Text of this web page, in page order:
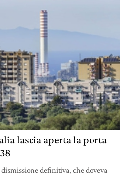
lascia aperta la porta
definitiva, che doveva